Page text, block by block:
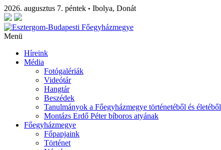
2026. augusztus 7. péntek • Ibolya, Donát
Menü
Híreink
Média
Fotógalériák
Videótár
Hangtár
Beszédek
Tanulmányok a Főegyházmegye történetéből és életéből
Montázs Erdő Péter bíboros atyának
Főegyházmegye
Főpapjaink
Történet